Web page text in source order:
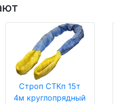
Строп СТКп 15т
4м круглопрядный